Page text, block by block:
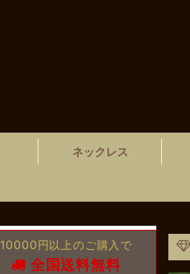
ネックレス
10000円以上のご購入で
全国送料無料